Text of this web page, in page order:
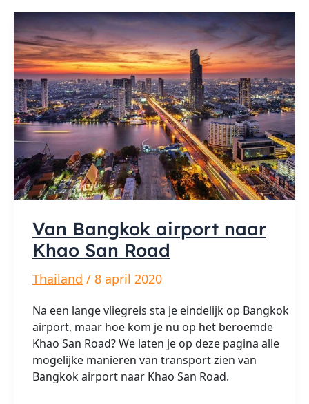
Van Bangkok airport naar
Khao San Road
Thailand / 8 april 2020
Na een lange vliegreis sta je eindelijk op Bangkok
airport, maar hoe kom je nu op het beroemde
Khao San Road? We laten je op deze pagina alle
mogelijke manieren van transport zien van
Bangkok airport naar Khao San Road.